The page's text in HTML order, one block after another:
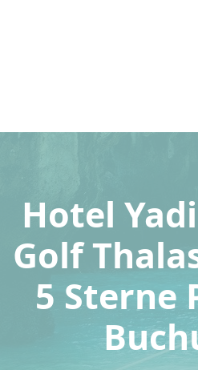
Hotel
Golf
5 Sterne